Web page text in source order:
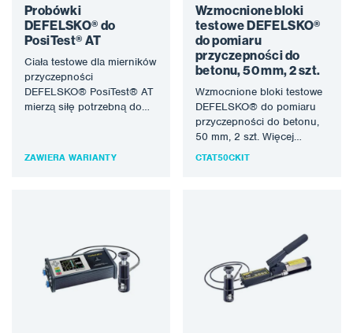
Probówki
DEFELSKO® do
PosiTest® AT
Ciała testowe dla mierników
przyczepności
DEFELSKO® PosiTest® AT
mierzą siłę potrzebną do
podłoża. Więcej informacji…
ZAWIERA WARIANTY
Wzmocnione bloki
testowe DEFELSKO®
do pomiaru
przyczepności do
betonu, 50 mm, 2 szt.
Wzmocnione bloki testowe
DEFELSKO® do pomiaru
przyczepności do betonu,
50 mm, 2 szt. Więcej
informacji o produktach
CTAT50CKIT